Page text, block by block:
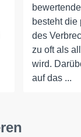
besteht die
des
zu oft als
wird.
auf das ...